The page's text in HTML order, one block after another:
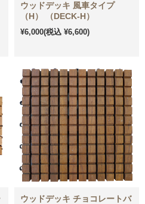
ウッドデッキ 風車タイプ
（H） （DECK-H）
¥6,000(税込 ¥6,600)
ウッドデッキ チョコレートバ